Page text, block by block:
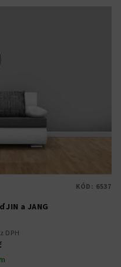
JIN a JANG
DPH
KÓD: 6537